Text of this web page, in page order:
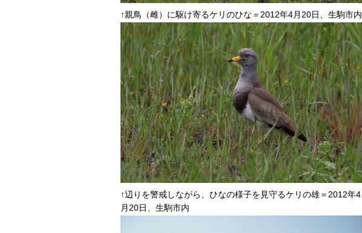
↑親鳥（雌）に駆け寄るケリのひな＝2012年4月20日、生駒市内
↑辺りを警戒しながら、ひなの様子を見守るケリの雄＝2012年4
月20日、生駒市内